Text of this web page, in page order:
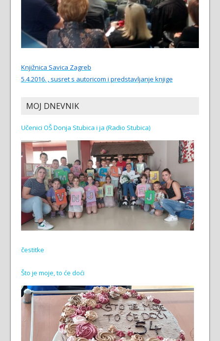
Knjižnica Savica Zagreb
5.4.2016. , susret s autoricom i predstavljanje knjige
MOJ DNEVNIK
Učenici OŠ Donja Stubica i ja (Radio Stubica)
čestitke
Što je moje, to će doći